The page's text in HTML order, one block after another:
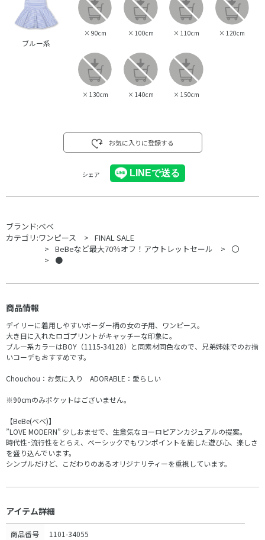
ブルー系
× 90cm × 100cm × 110cm × 120cm
× 130cm × 140cm × 150cm
お気に入りに登録する
シェア
ブランド:べべ
カテゴリ:ワンピース
FINAL SALE
BeBeなど最大70％オフ！アウトレットセール
〇
●
商品情報
デイリーに着用しやすいボーダー柄の女の子用、ワンピース。
大き目に入れたロゴプリントがキャッチーな印象に。
ブルー系カラーはBOY（1115-34128）と同素材同色なので、兄弟姉妹でのお揃
いコーデもおすすめです。
Chouchou：お気に入り ADORABLE：愛らしい
※90cmのみポケットはございません。
【BeBe(べべ)】
”LOVE MODERN” 少しおませで、生意気なヨーロピアンカジュアルの提案。
時代性･流行性をとらえ、ベーシックでもワンポイントを施した遊び心、楽しさ
を盛り込んでいます。
シンプルだけど、こだわりのあるオリジナリティーを重視しています。
アイテム詳細
商品番号 1101-34055